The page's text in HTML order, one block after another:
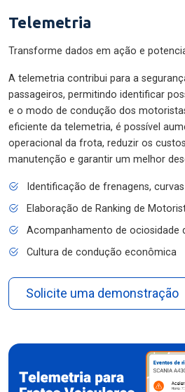
Telemetria
Transforme dados em ação e
A telemetria contribui para a
passageiros, permitindo identificar
e o modo de condução dos
eficiente da telemetria, é possível
operacional da frota, reduzir os
manutenção e garantir um melhor
Identificação de frenagens,
Elaboração de Ranking de
Acompanhamento de ociosidade
Cultura de condução econômica
Solicite uma demonstração